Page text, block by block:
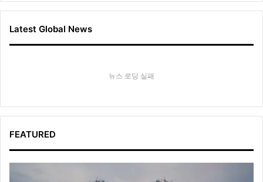
Latest Global News
뉴스 로딩 실패
FEATURED